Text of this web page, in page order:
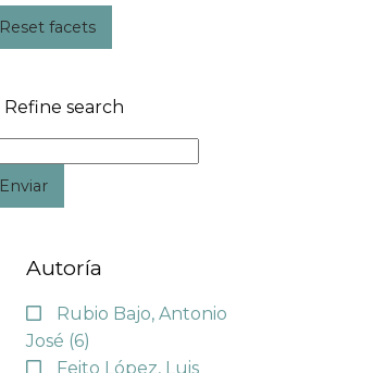
Reset facets
Refine search
Enviar
Autoría
Rubio Bajo, Antonio
José (6)
Feito López, Luis